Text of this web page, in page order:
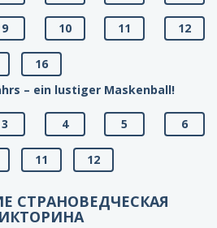
9 10 11 12
16
– ein lustiger Maskenball!
3 4 5 6
11 12
СТРАНОВЕДЧЕСКАЯ